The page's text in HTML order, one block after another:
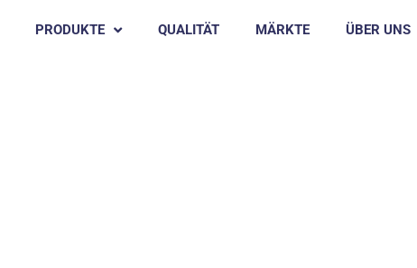
PRODUKTE QUALITÄT MÄRKTE ÜBER UNS